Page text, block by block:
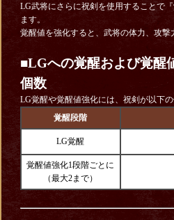
LG武将にさらに祝剣を使用することで
ます。
覚醒値を強化すると、武将の体力、攻撃
■LGへの覚醒および覚醒
個数
LG覚醒や覚醒値強化には、祝剣が以下の
覚醒段階
LG覚醒
覚醒値強化1段階ごとに
（最大2まで）